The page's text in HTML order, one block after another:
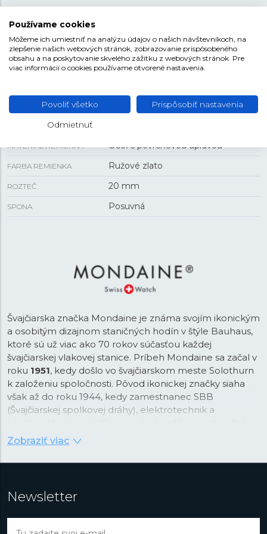
VEĽKOSŤ
PUZDRO 40 mm
REMIENOK
MATERIÁL REMIENKA Oceľ s povrchovou úpravou
FARBA REMIENKA Ružové zlato
ROZTEČ 20 mm
SPONA Posuvná
Švajčiarska značka Mondaine je známa svojím ikonickým
a osobitým dizajnom staničných hodín v štýle Bauhaus,
ktoré sú už viac ako 70 rokov súčasťou každej
švajčiarskej vlakovej stanice. Príbeh Mondaine sa začal v
roku 1951, kedy došlo vo švajčiarskom meste Solothurn
k založeniu spoločnosti. Pôvod ikonickej značky siaha
však až do roku 1944, kedy zamestnanec SBB
(Švajčiarskej spolkovej dráhy), elektrotechnik a
hodiny sčervenou sekundovou ručičkou
inšpirovaná výpravkou slúžiacou k odbavovaniu vlakov.
Tento ikonický dizajn sa dostal v roku 1986 aj na
Zobraziť viac
Newsletter
Používame cookies
Môžeme ich umiestniť na analýzu údajov o našich návštevníkoch, na
zlepšenie našich webových stránok, zobrazovanie prispôsobeného
obsahu a na poskytovanie skvelého zážitku z webových stránok. Pre
viac informácií o cookies používame otvorené nastavenia.
Povoliť všetko Prispôsobiť nastavenia
Odmietnuť